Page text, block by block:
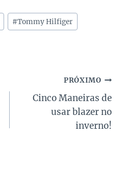
#Tommy Hilfiger
PRÓXIMO
Cinco Maneiras de
usar blazer no
inverno!